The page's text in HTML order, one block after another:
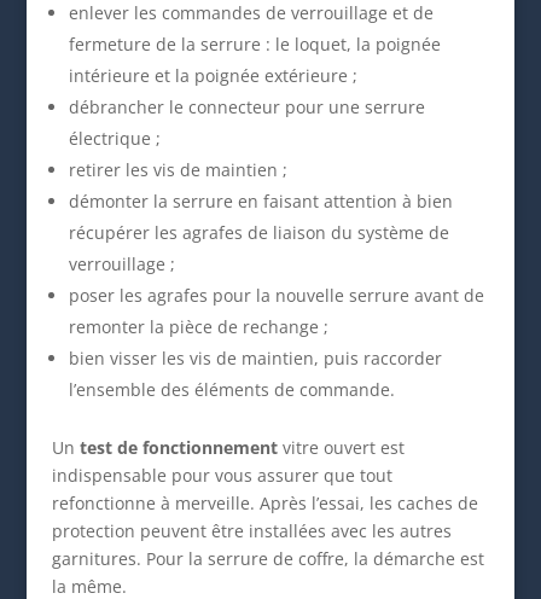
enlever les commandes de verrouillage et de
fermeture de la serrure : le loquet, la poignée
intérieure et la poignée extérieure ;
débrancher le connecteur pour une serrure
électrique ;
retirer les vis de maintien ;
démonter la serrure en faisant attention à bien
récupérer les agrafes de liaison du système de
verrouillage ;
poser les agrafes pour la nouvelle serrure avant de
remonter la pièce de rechange ;
bien visser les vis de maintien, puis raccorder
l’ensemble des éléments de commande.
Un test de fonctionnementvitre ouvert est
indispensable pour vous assurer que tout
refonctionne à merveille. Après l’essai, les caches de
protection peuvent être installées avec les autres
garnitures. Pour la serrure de coffre, la démarche est
la même.